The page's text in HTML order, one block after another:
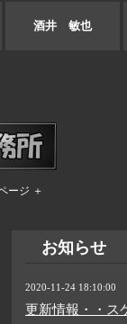
酒井 敏也
ージ ＋
お知らせ
2020-11-24 18:10:00
更新情報・・ス